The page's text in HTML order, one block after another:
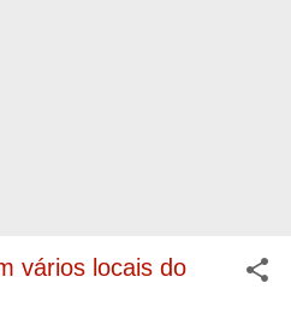
vários locais do